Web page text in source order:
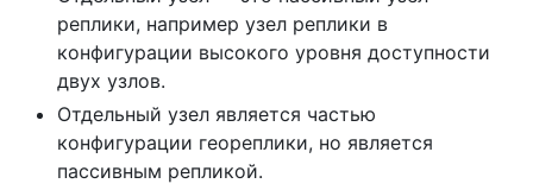
реплики, например узел реплики в
конфигурации высокого уровня доступности
двух узлов.
Отдельный узел является частью
конфигурации геореплики, но является
пассивным репликой.